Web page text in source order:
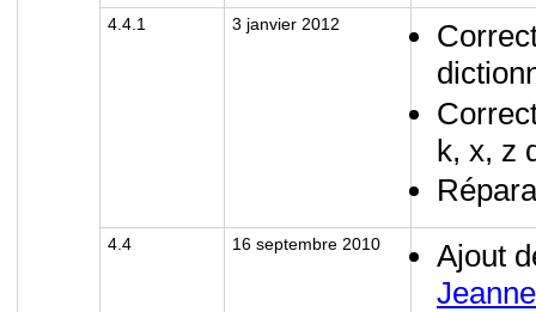
4.4.1 3 janvier 2012
k, x, z
4.4 16 septembre 2010
Ajout